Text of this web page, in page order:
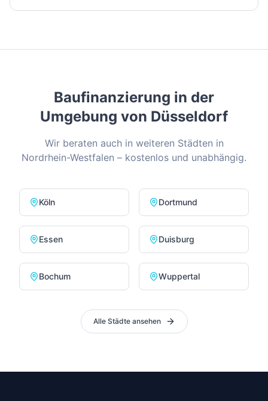
Baufinanzierung in der
Umgebung von Düsseldorf
Wir beraten auch in weiteren Städten in
Nordrhein-Westfalen – kostenlos und unabhängig.
Köln Dortmund
Essen Duisburg
Bochum Wuppertal
Alle Städte ansehen